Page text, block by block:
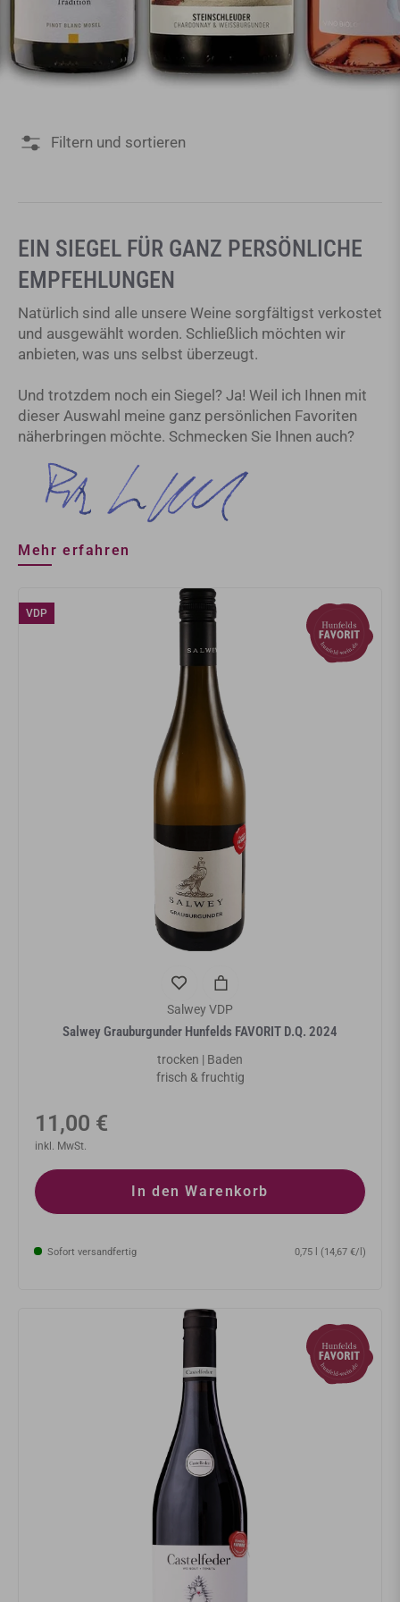
Filtern und sortieren
EIN SIEGEL FÜR GANZ PERSÖNLICHE
EMPFEHLUNGEN
Natürlich sind alle unsere Weine sorgfältigst verkostet
und ausgewählt worden. Schließlich möchten wir
anbieten, was uns selbst überzeugt.
Und trotzdem noch ein Siegel? Ja! Weil ich Ihnen mit
dieser Auswahl meine ganz persönlichen Favoriten
näherbringen möchte. Schmecken Sie Ihnen auch?
Mehr erfahren
VDP
Salwey VDP
Salwey Grauburgunder Hunfelds FAVORIT D.Q. 2024
trocken | Baden
frisch & fruchtig
Normaler
Preis
11,00 €
inkl. MwSt.
In den Warenkorb
Sofort versandfertig 0,75 l (14,67 €/l)